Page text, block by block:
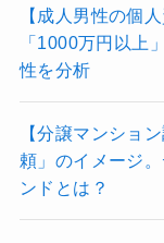
【成人男性の個
「1000万円以上
性を分析
【分譲マンショ
頼」のイメージ
ンドとは？